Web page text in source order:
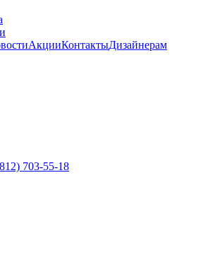
АкцииКонтактыДизайнерам
703-55-18